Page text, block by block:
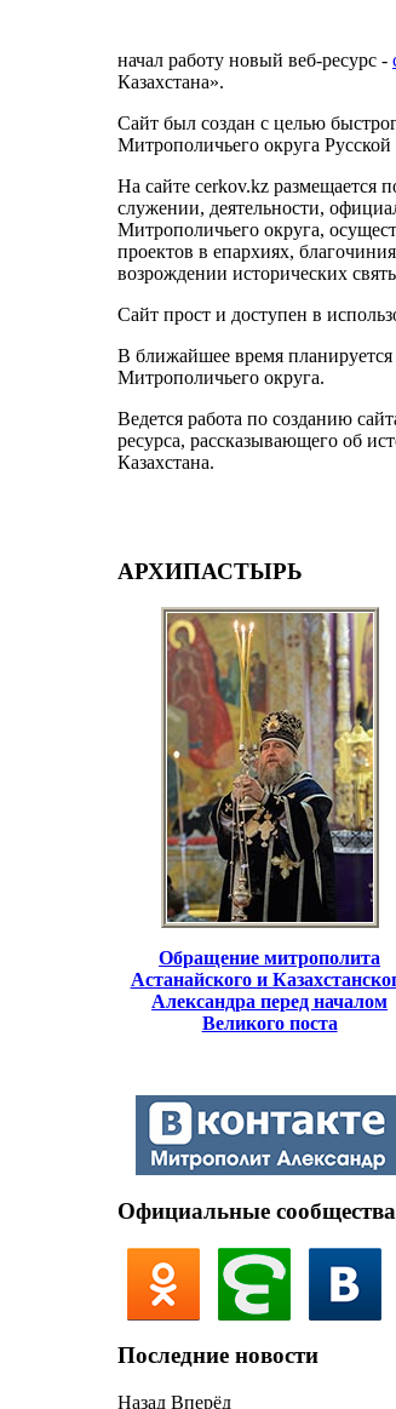
начал работу новый веб-ресурс -
Казахстана».
Сайт был создан с целью
Митрополичьего округа
На сайте cerkov.kz размещается
служении, деятельности,
Митрополичьего округа,
проектов в епархиях,
возрождении исторических
Сайт прост и доступен в
В ближайшее время планируется
Митрополичьего округа.
Ведется работа по созданию
ресурса, рассказывающего об
Казахстана.
АРХИПАСТЫРЬ
Обращение митрополита
Астанайского и
Александра перед началом
Великого поста
Официальные сообщества
Последние новости
Назад Вперёд